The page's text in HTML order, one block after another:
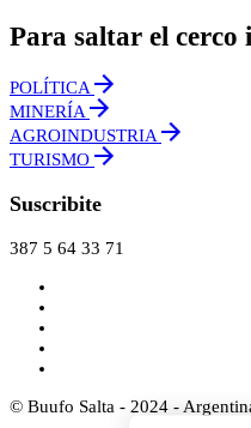
Para saltar el
POLÍTICA
MINERÍA
AGROINDUSTRIA
TURISMO
Suscribite
387 5 64 33 71
© Buufo Salta - 2024 -